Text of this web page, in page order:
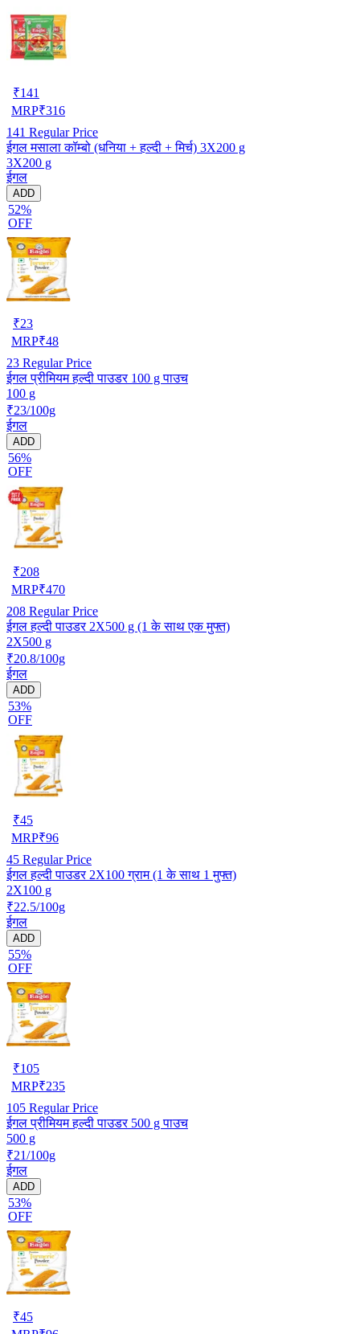
₹141
MRP₹316
141 Regular Price
ईगल मसाला कॉम्बो (धनिया + हल्दी + मिर्च) 3X200 g
3X200 g
ईगल
ADD
52%
OFF
₹23
MRP₹48
23 Regular Price
ईगल प्रीमियम हल्दी पाउडर 100 g पाउच
100 g
₹23/100g
ईगल
ADD
56%
OFF
₹208
MRP₹470
208 Regular Price
ईगल हल्दी पाउडर 2X500 g (1 के साथ एक मुफ्त)
2X500 g
₹20.8/100g
ईगल
ADD
53%
OFF
₹45
MRP₹96
45 Regular Price
ईगल हल्दी पाउडर 2X100 ग्राम (1 के साथ 1 मुफ्त)
2X100 g
₹22.5/100g
ईगल
ADD
55%
OFF
₹105
MRP₹235
105 Regular Price
ईगल प्रीमियम हल्दी पाउडर 500 g पाउच
500 g
₹21/100g
ईगल
ADD
53%
OFF
₹45